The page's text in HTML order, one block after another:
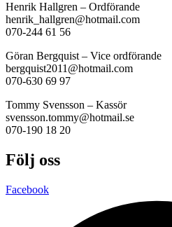
Henrik Hallgren – Ordförande
henrik_hallgren@hotmail.com
070-244 61 56
Göran Bergquist – Vice ordförande
bergquist2011@hotmail.com
070-630 69 97
Tommy Svensson – Kassör
svensson.tommy@hotmail.se
070-190 18 20
Följ oss
Facebook